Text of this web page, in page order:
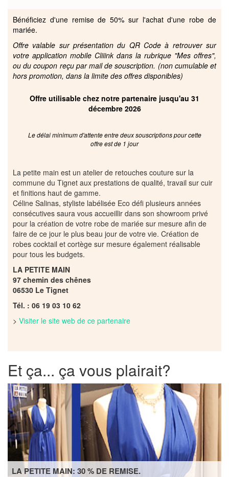
Bénéficiez d'une remise de 50% sur l'achat d'une robe de
mariée.
Offre valable sur présentation du QR Code à retrouver sur
votre application mobile Cliiink dans la rubrique "Mes offres",
ou du coupon reçu par mail de souscription. (non cumulable et
hors promotion, dans la limite des offres disponibles)
Offre utilisable chez notre partenaire jusqu'au 31
décembre 2026
Le délai minimum d'attente entre deux souscriptions pour cette
offre est de 1 jour
La petite main est un atelier de retouches couture sur la
commune du Tignet aux prestations de qualité, travail sur cuir
et finitions haut de gamme.
Céline Salinas, styliste labélisée Eco défi plusieurs années
consécutives saura vous accueillir dans son showroom privé
pour la création de votre robe de mariée sur mesure afin de
faire de ce jour le plus beau jour de votre vie. Création de
robes cocktail et cortège sur mesure également réalisable
pour tous les budgets.
LA PETITE MAIN
97 chemin des chênes
06530 Le Tignet
Tél. : 06 19 03 10 62
> Visiter le site web de ce partenaire
Et ça... ça vous plairait?
LA PETITE MAIN: 30 % DE REMISE.